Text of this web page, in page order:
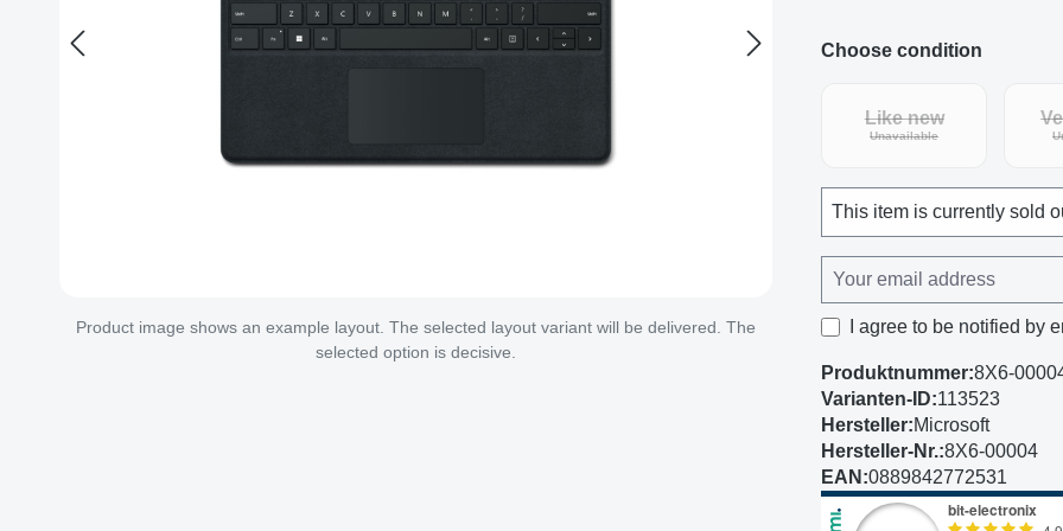
Product image shows an example layout. The selected layout variant will be delivered. The
selected option is decisive.
Choose condition
Like new
Unavailable(This option is
This item is currently sold
I agree to be notified by
Produktnummer:8X6-
Varianten-ID:113523
Hersteller:Microsoft
Hersteller-Nr.:8X6-00004
EAN:0889842772531